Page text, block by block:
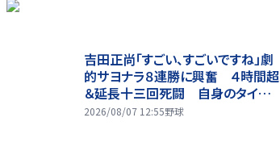
吉田正尚「すごい、すごいですね」劇
的サヨナラ８連勝に興奮 ４時間超
＆延長十三回死闘 自身のタイムリ
ーは「ゲームが長すぎて忘れちゃい
2026/08/07 12:55野球